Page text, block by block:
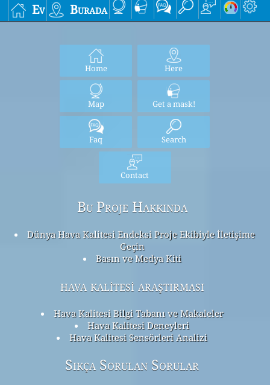
Ev Burada
Home Here
Map Get a mask!
Faq Search
Contact
Bu Proje Hakkında
Dünya Hava Kalitesi Endeksi Proje Ekibiyle İletişime
Geçin
Basın ve Medya Kiti
hava kalitesi araştırması
Hava Kalitesi Bilgi Tabanı ve Makaleler
Hava Kalitesi Deneyleri
Hava Kalitesi Sensörleri Analizi
Sıkça Sorulan Sorular